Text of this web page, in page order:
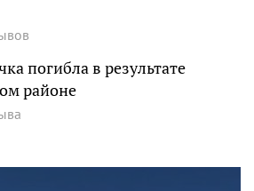
погибла в результате
районе